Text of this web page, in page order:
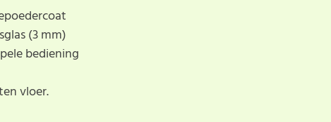
(3 mm)
bediening
vloer.